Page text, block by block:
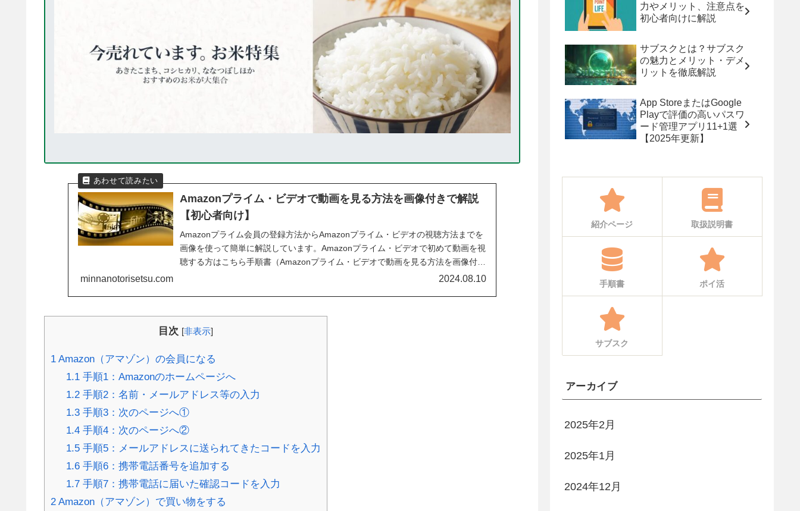
Amazonプライム・ビデオで動画を見る方法を画像付きで解説
【初心者向け】
Amazonプライム会員の登録方法からAmazonプライム・ビデオの視聴方法までを
画像を使って簡単に解説しています。Amazonプライム・ビデオで初めて動画を視
聴する方はこちら手順書（Amazonプライム・ビデオで動画を見る方法を画像付き
minnanotorisetsu.com 2024.08.10
目次 [非表示]
1 Amazon（アマゾン）の会員になる
1.1手順1：Amazonのホームページへ
1.2手順2：名前・メールアドレス等の入力
1.3手順3：次のページへ①
1.4手順4：次のページへ②
1.5手順5：メールアドレスに送られてきたコードを入力
1.6手順6：携帯電話番号を追加する
1.7手順7：携帯電話に届いた確認コードを入力
2 Amazon（アマゾン）で買い物をする
力やメリット、注意点を
初心者向けに解説
サブスクとは？サブスク
の魅力とメリット・デメ
リットを徹底解説
App StoreまたはGoogle
Playで評価の高いパスワ
ード管理アプリ11+1選
【2025年更新】
紹介ページ 取扱説明書
手順書 ポイ活
サブスク
アーカイブ
2025年2月
2025年1月
2024年12月